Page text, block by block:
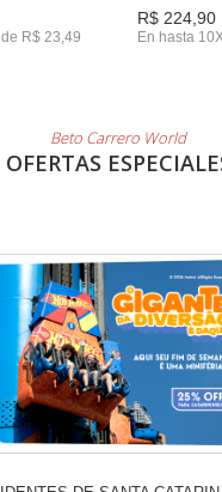
R$ 23,49
R$ 224,90
En hasta
Beto Carrero World
OFERTAS